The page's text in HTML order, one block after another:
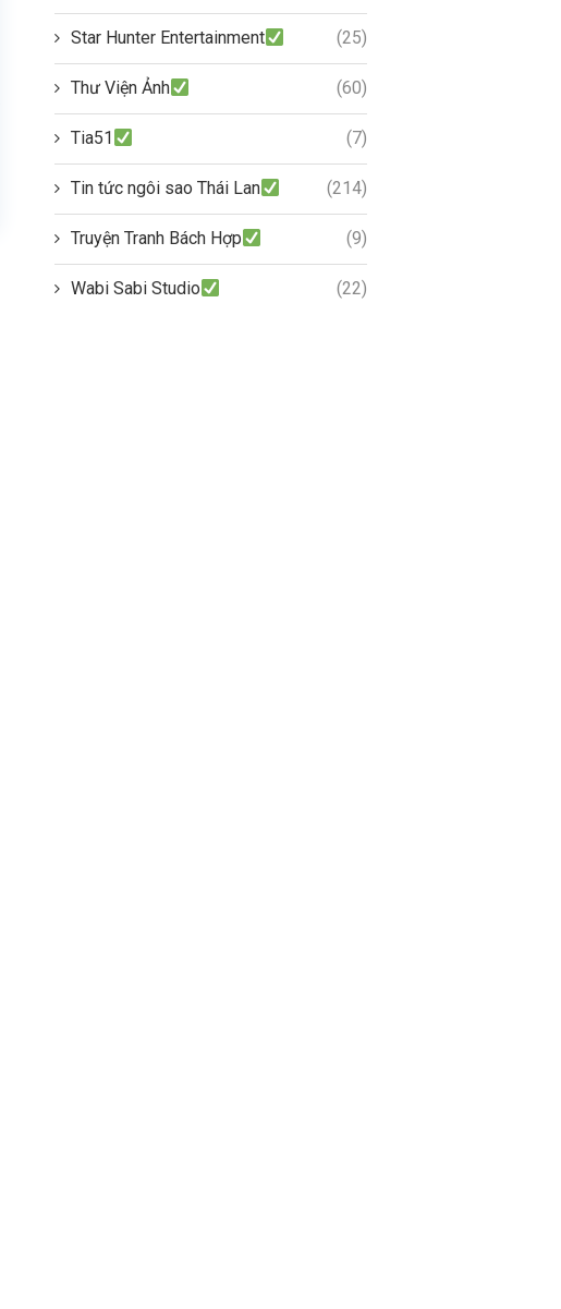
Star Hunter Entertainment (25)
Thư Viện Ảnh (60)
Tia51 (7)
Tin tức ngôi sao Thái Lan (214)
Truyện Tranh Bách Hợp (9)
Wabi Sabi Studio (22)